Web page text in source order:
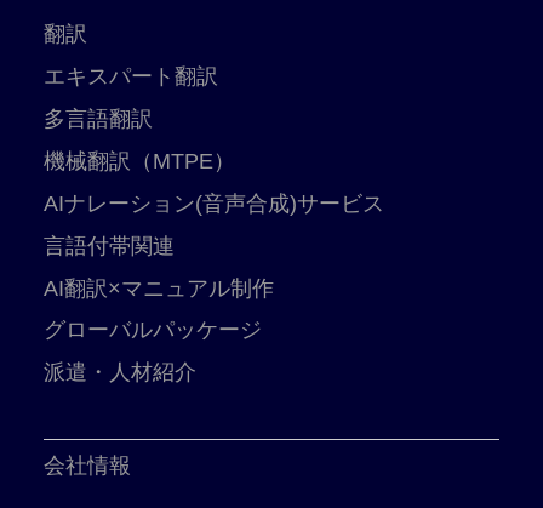
翻訳
エキスパート翻訳
多言語翻訳
機械翻訳（MTPE）
AIナレーション(音声合成)サービス
言語付帯関連
AI翻訳×マニュアル制作
グローバルパッケージ
派遣・人材紹介
会社情報